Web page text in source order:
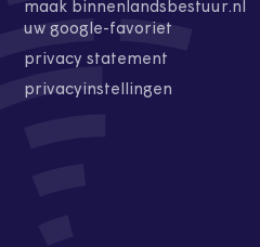
maak binnenlandsbestuur.nl
uw google-favoriet
privacy statement
privacyinstellingen